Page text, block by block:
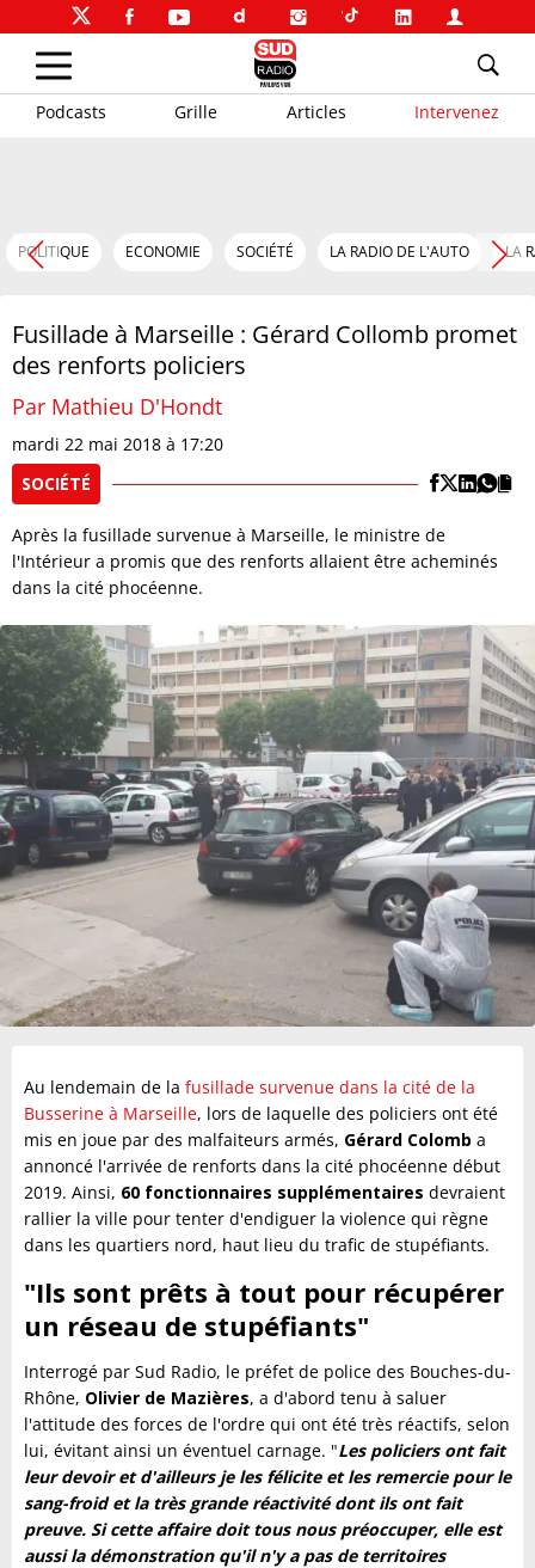
Podcasts Grille Articles Intervenez
POLITIQUE ECONOMIE SOCIÉTÉ LA RADIO DE L'AUTO LA
Fusillade à Marseille : Gérard Collomb promet
des renforts policiers
Par Mathieu D'Hondt
mardi 22 mai 2018 à 17:20
SOCIÉTÉ
Après la fusillade survenue à Marseille, le ministre de
l'Intérieur a promis que des renforts allaient être acheminés
dans la cité phocéenne.
Au lendemain de la fusillade survenue dans la cité de la
Busserine à Marseille, lors de laquelle des policiers ont été
mis en joue par des malfaiteurs armés, Gérard Colomb a
annoncé l'arrivée de renforts dans la cité phocéenne début
2019. Ainsi, 60 fonctionnaires supplémentaires devraient
rallier la ville pour tenter d'endiguer la violence qui règne
dans les quartiers nord, haut lieu du trafic de stupéfiants.
"Ils sont prêts à tout pour récupérer
un réseau de stupéfiants"
Interrogé par Sud Radio, le préfet de police des Bouches-du-
Rhône, Olivier de Mazières, a d'abord tenu à saluer
l'attitude des forces de l'ordre qui ont été très réactifs, selon
lui, évitant ainsi un éventuel carnage. "Les policiers ont fait
leur devoir et d'ailleurs je les félicite et les remercie pour le
sang-froid et la très grande réactivité dont ils ont fait
preuve. Si cette affaire doit tous nous préoccuper, elle est
aussi la démonstration qu'il n'y a pas de territoires